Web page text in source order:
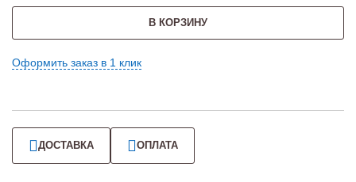
В КОРЗИНУ
Оформить заказ в 1 клик
ДОСТАВКА ОПЛАТА